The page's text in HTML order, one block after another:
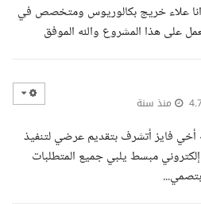
انا علاء خريج بكالوريوس ومتخصص في
على هذا المشروع والله الموفق
منذ سنة
أخي فايز أتشرف بتقديم عرضي لتنفيذ
مبسط يلبي جميع المتطلبات